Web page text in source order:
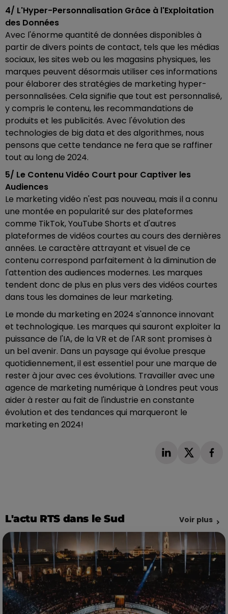
4/ L'Hyper-Personnalisation Grâce à l'Exploitation
des Données
Avec l'énorme quantité de données disponibles à
partir de divers points de contact, tels que les médias
sociaux, les sites web ou les magasins physiques, les
marques peuvent désormais utiliser ces informations
pour élaborer des stratégies de marketing hyper-
personnalisées. Cela signifie que tout est personnalisé,
y compris le contenu, les recommandations de
produits et les publicités. Avec l'évolution des
technologies de big data et des algorithmes, nous
pensons que cette tendance ne fera que se raffiner
tout au long de 2024.
5/ Le Contenu Vidéo Court pour Captiver les
Audiences
Le marketing vidéo n'est pas nouveau, mais il a connu
une montée en popularité sur des plateformes
comme TikTok, YouTube Shorts et d'autres
plateformes de vidéos courtes au cours des dernières
années. Le caractère attrayant et visuel de ce
contenu correspond parfaitement à la diminution de
l'attention des audiences modernes. Les marques
tendent donc de plus en plus vers des vidéos courtes
dans tous les domaines de leur marketing.
Le monde du marketing en 2024 s'annonce innovant
et technologique. Les marques qui sauront exploiter la
puissance de l'IA, de la VR et de l'AR sont promises à
un bel avenir. Dans un paysage qui évolue presque
quotidiennement, il est essentiel pour une marque de
rester à jour avec ces évolutions. Travailler avec une
agence de marketing numérique à Londres peut vous
aider à rester au fait de l'industrie en constante
évolution et des tendances qui marqueront le
marketing en 2024!
L'actu RTS dans le Sud Voir plus